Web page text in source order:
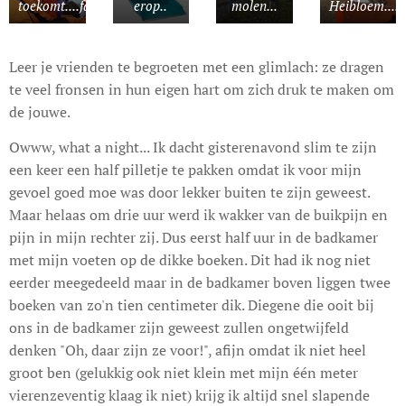
toekomt....fantastischerop..
molen...
Heibloem....
Leer je vrienden te begroeten met een glimlach: ze dragen
te veel fronsen in hun eigen hart om zich druk te maken om
de jouwe.
Owww, what a night... Ik dacht gisterenavond slim te zijn
een keer een half pilletje te pakken omdat ik voor mijn
gevoel goed moe was door lekker buiten te zijn geweest.
Maar helaas om drie uur werd ik wakker van de buikpijn en
pijn in mijn rechter zij. Dus eerst half uur in de badkamer
met mijn voeten op de dikke boeken. Dit had ik nog niet
eerder meegedeeld maar in de badkamer boven liggen twee
boeken van zo'n tien centimeter dik. Diegene die ooit bij
ons in de badkamer zijn geweest zullen ongetwijfeld
denken "Oh, daar zijn ze voor!", afijn omdat ik niet heel
groot ben (gelukkig ook niet klein met mijn één meter
vierenzeventig klaag ik niet) krijg ik altijd snel slapende